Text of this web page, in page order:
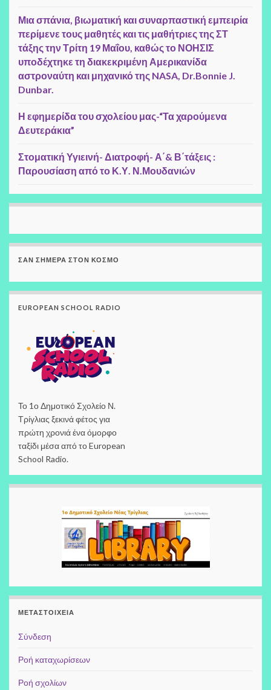
Μια σπάνια, βιωματική και συναρπαστική εμπειρία
περίμενε τους μαθητές και τις μαθήτριες της ΣΤ
τάξης την Τρίτη 19 Μαΐου, καθώς το ΝΟΗΣΙΣ
υποδέχτηκε τη διακεκριμένη Αμερικανίδα
αστροναύτη και μηχανικό της NASA, Dr.Bonnie J.
Dunbar.
Η εφημερίδα του σχολείου μας-“Τα χαρούμενα
Δευτεράκια”
Στοματική Υγιεινή- Διατροφή- Α΄& Β΄τάξεις :
Παρουσίαση από το Κ.Υ. Ν.Μουδανιών
ΣΑΝ ΣΉΜΕΡΑ ΣΤΟΝ ΚΌΣΜΟ
EUROPEAN SCHOOL RADIO
Το 1ο Δημοτικό Σχολείο Ν.
Τρίγλιας ξεκινά φέτος για
πρώτη χρονιά ένα όμορφο
ταξίδι μέσα από το European
School Radio.
ΜΕΤΑΣΤΟΙΧΕΊΑ
Σύνδεση
Ροή καταχωρίσεων
Ροή σχολίων